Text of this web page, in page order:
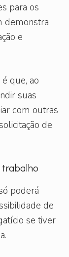
para os
demonstra
e
que, ao
suas
com outras
de
trabalho
poderá
de
se tiver